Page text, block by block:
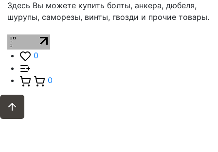
Здесь Вы можете купить болты, анкера, дюбеля,
шурупы, саморезы, винты, гвозди и прочие товары.
0
0